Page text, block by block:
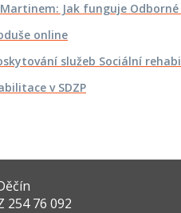
Jak funguje
online
služeb Sociální
v SDZP
254 76 092